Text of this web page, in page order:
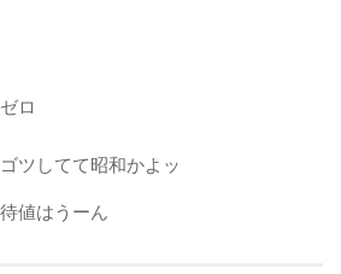
ロ
ツしてて昭和かよッ
値はうーん